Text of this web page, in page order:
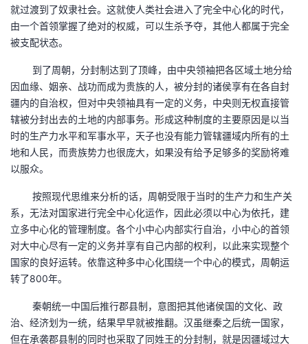
学
堂
我
的
课
程
我
的
认
证
我
的
实
验
我
的
收
藏
持
我
的
技
术
支
持
我
的
云
声
建
议
就过渡到了奴隶社会。这就使人类社会进入了完全中心化的时代，
由一个首领掌握了绝对的权威，可以生杀予夺，其他人都属于完全
被支配状态。
到了周朝，分封制达到了顶峰，由中央领袖把各区域土地分给
因血缘、姻亲、战功而成为贵族的人，被分封的诸侯享有在各自封
疆内的自治权，但对中央领袖具有一定的义务，中央则无权直接管
辖被分封出去的土地的内部事务。形成这种制度的主要原因是以当
时的生产力水平和军事水平，天子也没有能力管辖疆域内所有的土
地和人民，而贵族势力也很庞大，如果没有给予足够多的奖励将难
以服众。
按照现代思维来分析的话，周朝受限于当时的生产力和生产关
系，无法对国家进行完全中心化运作，因此必须以中心为依托，建
立多中心化的管理制度。各个小中心内部实行自治，小中心的首领
对大中心尽有一定的义务并享有自己内部的权利，以此来实现整个
国家的良好运转。依靠这种多中心化围绕一个中心的模式，周朝运
转了800年。
秦朝统一中国后推行郡县制，意图把其他诸侯国的文化、政
治、经济划为一统，结果早早就被推翻。汉虽继秦之后统一国家，
但在承袭郡县制的同时也采取了同姓王的分封制，就是因疆域过大